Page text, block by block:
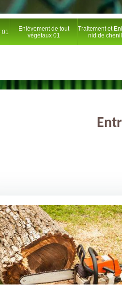
Enlèvement de tout
végétaux 01
Traitement et
nid de